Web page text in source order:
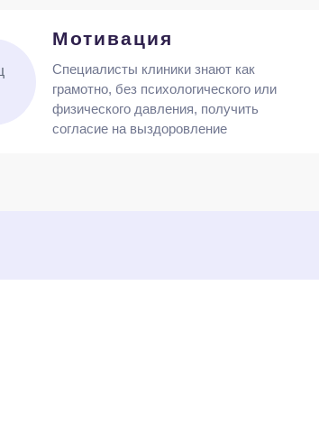
Мотивация
Специалисты клиники знают как
грамотно, без психологического или
физического давления, получить
согласие на выздоровление